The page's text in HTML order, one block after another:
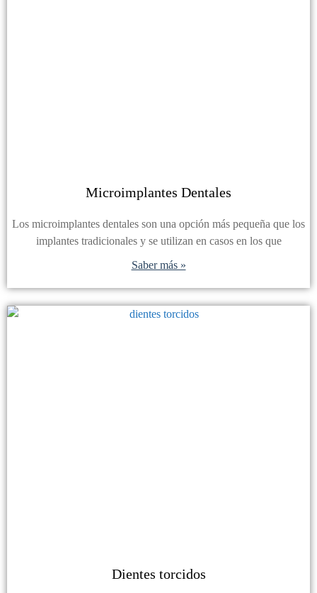
Microimplantes Dentales
Los microimplantes dentales son una opción más pequeña que los
implantes tradicionales y se utilizan en casos en los que
Saber más »
Dientes torcidos